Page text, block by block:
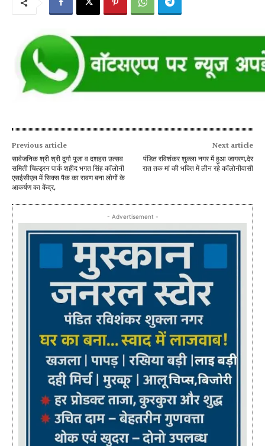
Previous article
सार्वजनिक श्री श्री दुर्गा पूजा व दशहरा उत्सव
समिती चिल्ड्रन पार्क शहीद भगत सिंह कॉलोनी
एसईसीएल में सिक्स पैक का रावण बना लोगों के
आकर्षण का केंद्र,
Next article
पंडित रविशंकर शुक्ला नगर में हुआ जागरण,देर
रात तक मां की भक्ति में लीन रहे कॉलोनीवासी
- Advertisement -